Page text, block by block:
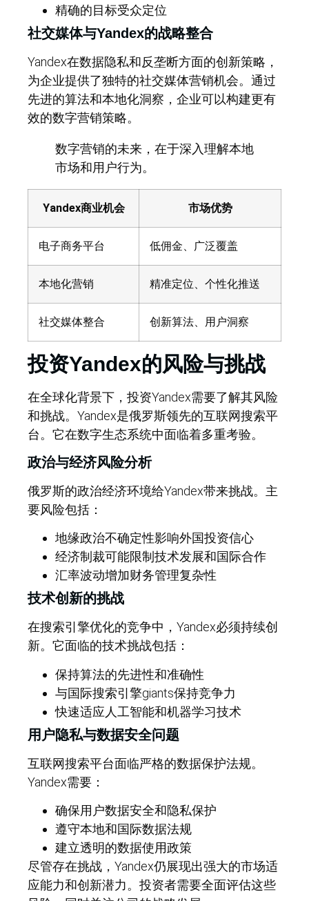
精确的目标受众定位
社交媒体与Yandex的战略整合
Yandex在数据隐私和反垄断方面的创新策略，
为企业提供了独特的社交媒体营销机会。通过
先进的算法和本地化洞察，企业可以构建更有
效的数字营销策略。
数字营销的未来，在于深入理解本地
市场和用户行为。
Yandex商业机会 市场优势
电子商务平台 低佣金、广泛覆盖
本地化营销 精准定位、个性化推送
社交媒体整合 创新算法、用户洞察
投资Yandex的风险与挑战
在全球化背景下，投资Yandex需要了解其风险
和挑战。Yandex是俄罗斯领先的互联网搜索平
台。它在数字生态系统中面临着多重考验。
政治与经济风险分析
俄罗斯的政治经济环境给Yandex带来挑战。主
要风险包括：
地缘政治不确定性影响外国投资信心
经济制裁可能限制技术发展和国际合作
汇率波动增加财务管理复杂性
技术创新的挑战
在搜索引擎优化的竞争中，Yandex必须持续创
新。它面临的技术挑战包括：
保持算法的先进性和准确性
与国际搜索引擎giants保持竞争力
快速适应人工智能和机器学习技术
用户隐私与数据安全问题
互联网搜索平台面临严格的数据保护法规。
Yandex需要：
确保用户数据安全和隐私保护
遵守本地和国际数据法规
建立透明的数据使用政策
尽管存在挑战，Yandex仍展现出强大的市场适
应能力和创新潜力。投资者需要全面评估这些